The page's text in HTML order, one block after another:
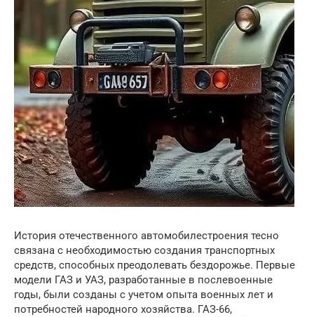
История отечественного автомобилестроения тесно
связана с необходимостью создания транспортных
средств, способных преодолевать бездорожье. Первые
модели ГАЗ и УАЗ, разработанные в послевоенные
годы, были созданы с учетом опыта военных лет и
потребностей народного хозяйства. ГАЗ-66,